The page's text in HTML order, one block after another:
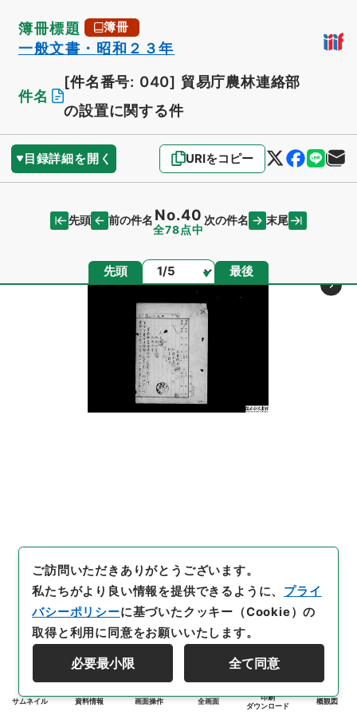
簿冊標題 簿冊
一般文書・昭和２３年
件名
[件名番号: 040] 貿易庁農林連絡部
の設置に関する件
目録詳細を開く URIをコピー
先頭 前の件名 No.40
全78点中
次の件名 末尾
先頭 ページ 最後
サムネイル 資料情報 画面操作 全画面
印刷
ダウンロード
概観図
ご訪問いただきありがとうございます。
私たちがより良い情報を提供できるように、 プライ
バシーポリシーに基づいたクッキー（Cookie）の
取得と利用に同意をお願いいたします。
必要最小限 全て同意